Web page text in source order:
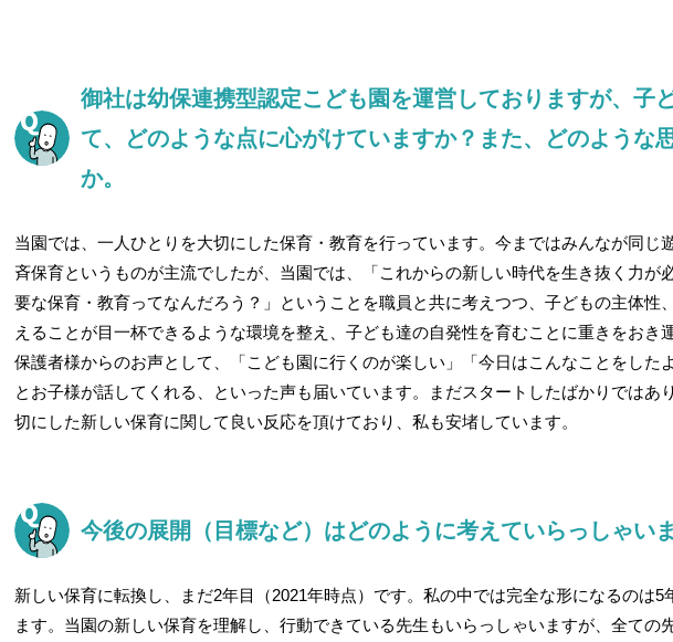
御社は幼保連携型認定こども園を運営しておりますが、子
て、どのような点に心がけていますか？また、どのような
か。
当園では、一人ひとりを大切にした保育・教育を行っています。今まではみんなが同じ
斉保育というものが主流でしたが、当園では、「これからの新しい時代を生き抜く力が
要な保育・教育ってなんだろう？」ということを職員と共に考えつつ、子どもの主体性
えることが目一杯できるような環境を整え、子ども達の自発性を育むことに重きをおき
保護者様からのお声として、「こども園に行くのが楽しい」「今日はこんなことをした
とお子様が話してくれる、といった声も届いています。まだスタートしたばかりではあ
切にした新しい保育に関して良い反応を頂けており、私も安堵しています。
今後の展開（目標など）はどのように考えていらっしゃいま
新しい保育に転換し、まだ2年目（2021年時点）です。私の中では完全な形になるのは5
ます。当園の新しい保育を理解し、行動できている先生もいらっしゃいますが、全ての